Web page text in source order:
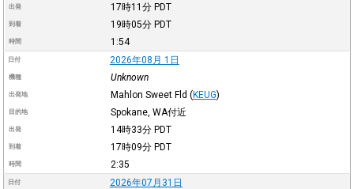
出発 17時11分 PDT
到着 19時05分 PDT
時間 1:54
日付 2026年08月 1日
機種 Unknown
出発地 Mahlon Sweet Fld (KEUG)
目的地 Spokane, WA付近
出発 14時33分 PDT
到着 17時09分 PDT
時間 2:35
日付 2026年07月31日